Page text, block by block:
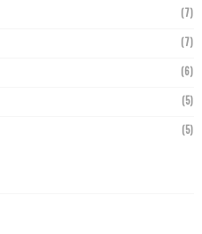
(7)
(7)
(6)
(5)
(5)